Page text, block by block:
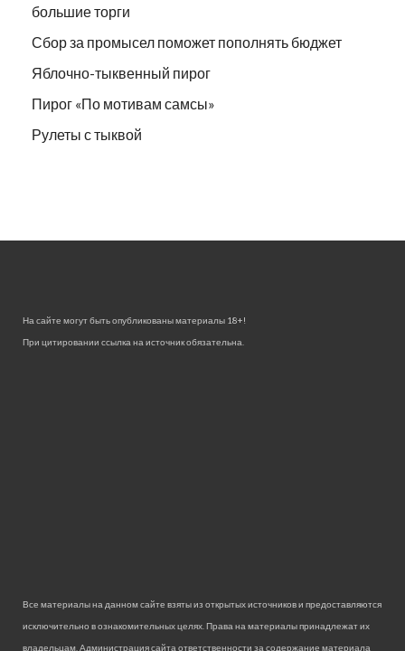
большие торги
Сбор за промысел поможет пополнять бюджет
Яблочно-тыквенный пирог
Пирог «По мотивам самсы»
Рулеты с тыквой
На сайте могут быть опубликованы материалы 18+!
При цитировании ссылка на источник обязательна.
Все материалы на данном сайте взяты из открытых источников и предоставляются
исключительно в ознакомительных целях. Права на материалы принадлежат их
владельцам. Администрация сайта ответственности за содержание материала